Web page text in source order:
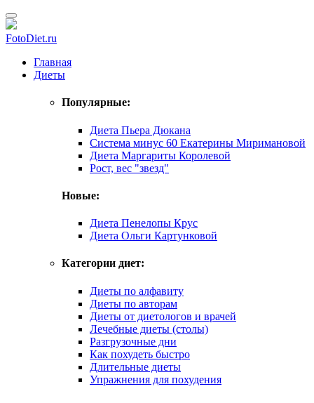
FotoDiet.ru
Главная
Диеты
Популярные:
Диета Пьера Дюкана
Система минус 60 Екатерины Миримановой
Диета Маргариты Королевой
Рост, вес "звезд"
Новые:
Диета Пенелопы Крус
Диета Ольги Картунковой
Категории диет:
Диеты по алфавиту
Диеты по авторам
Диеты от диетологов и врачей
Лечебные диеты (столы)
Разгрузочные дни
Как похудеть быстро
Длительные диеты
Упражнения для похудения